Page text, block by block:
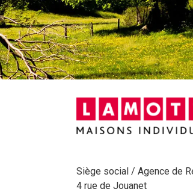
Siège social / Agence de
4 rue de Jouanet